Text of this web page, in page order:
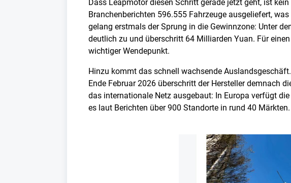
Dass Leapmotor diesen Schritt gerade jetzt geht, ist
Branchenberichten 596.555 Fahrzeuge ausgeliefert,
gelang erstmals der Sprung in die Gewinnzone: Unter
deutlich zu und überschritt 64 Milliarden Yuan. Für
wichtiger Wendepunkt.
Hinzu kommt das schnell wachsende
Ende Februar 2026 überschritt der Hersteller demnach
das internationale Netz ausgebaut: In Europa verfügt
es laut Berichten über 900 Standorte in rund 40 Märkten.